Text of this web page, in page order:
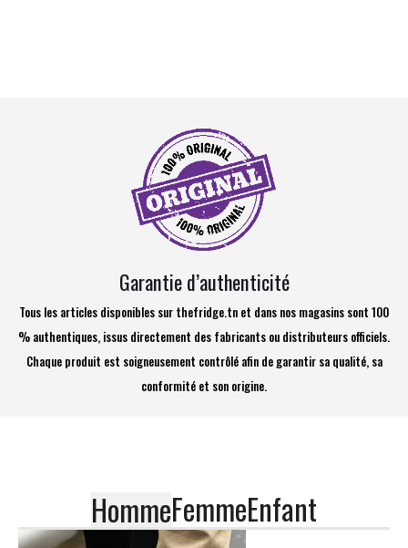
Garantie d’authenticité
Tous les articles disponibles sur thefridge.tn et dans nos magasins sont 100
% authentiques, issus directement des fabricants ou distributeurs officiels.
Chaque produit est soigneusement contrôlé afin de garantir sa qualité, sa
conformité et son origine.
HommeFemmeEnfant